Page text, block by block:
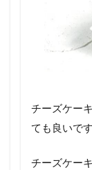
チーズケー
ても良いです
チーズケー